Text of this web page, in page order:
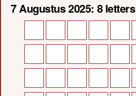
7 Augustus 2025: 8 letters